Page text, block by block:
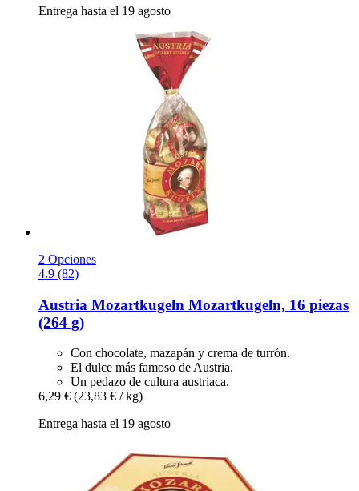
Entrega hasta el 19 agosto
2 Opciones
4.9 (82)
Austria Mozartkugeln Mozartkugeln, 16 piezas
(264 g)
Con chocolate, mazapán y crema de turrón.
El dulce más famoso de Austria.
Un pedazo de cultura austriaca.
6,29 € (23,83 € / kg)
Entrega hasta el 19 agosto